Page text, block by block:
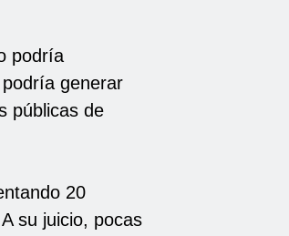
podría
generar
públicas de
20
su juicio, pocas